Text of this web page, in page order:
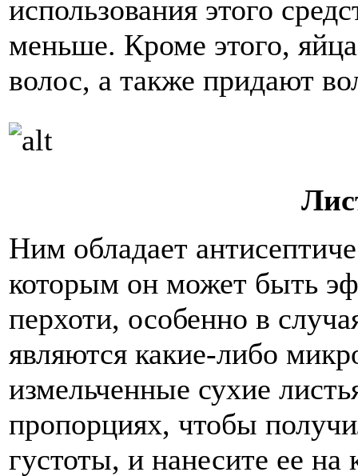
использования этого
меньше. Кроме этого,
волос, а также придают
Ним обладает
которым он может быть
перхоти, особенно в
являются какие-либо
измельченные сухие
пропорциях, чтобы
густоты, и нанесите ее на